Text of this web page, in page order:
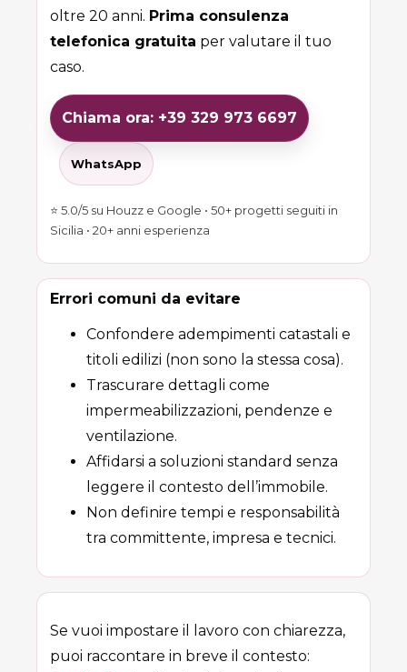
oltre 20 anni. Prima consulenza
telefonica gratuita per valutare il tuo
caso.
Chiama ora: +39 329 973 6697
WhatsApp
⭐ 5.0/5 su Houzz e Google • 50+ progetti seguiti in
Sicilia • 20+ anni esperienza
Errori comuni da evitare
Confondere adempimenti catastali e
titoli edilizi (non sono la stessa cosa).
Trascurare dettagli come
impermeabilizzazioni, pendenze e
ventilazione.
Affidarsi a soluzioni standard senza
leggere il contesto dell’immobile.
Non definire tempi e responsabilità
tra committente, impresa e tecnici.
Se vuoi impostare il lavoro con chiarezza,
puoi raccontare in breve il contesto: